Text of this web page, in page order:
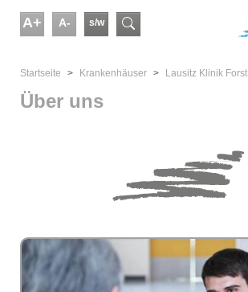
A+ A- s/w Suchformular
Startseite
Kranken­häuser Lausitz Klinik Forst
Über uns